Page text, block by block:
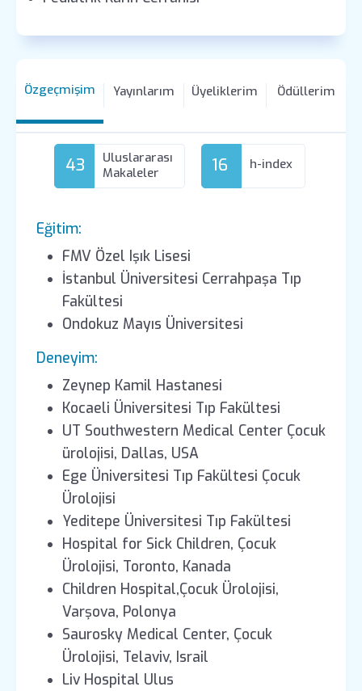
Özgeçmişim Yayınlarım Üyeliklerim Ödüllerim
43
Uluslararası
Makaleler
16 h-index
Eğitim:
FMV Özel Işık Lisesi
İstanbul Üniversitesi Cerrahpaşa Tıp
Fakültesi
Ondokuz Mayıs Üniversitesi
Deneyim:
Zeynep Kamil Hastanesi
Kocaeli Üniversitesi Tıp Fakültesi
UT Southwestern Medical Center Çocuk
ürolojisi, Dallas, USA
Ege Üniversitesi Tıp Fakültesi Çocuk
Ürolojisi
Yeditepe Üniversitesi Tıp Fakültesi
Hospital for Sick Children, Çocuk
Ürolojisi, Toronto, Kanada
Children Hospital,Çocuk Ürolojisi,
Varşova, Polonya
Saurosky Medical Center, Çocuk
Ürolojisi, Telaviv, Israil
Liv Hospital Ulus